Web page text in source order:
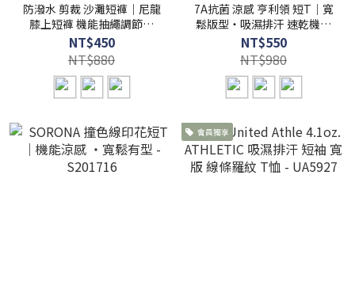
防潑水 剪裁 沙灘短褲｜尼龍
膝上短褲 機能抽繩調節扣
【FUZY】- P202552
NT$450
NT$880
7A抗菌 涼感 亨利領 短T｜寬
鬆版型・吸濕排汗 速乾機能
上衣【FUZY】- S201717
NT$550
NT$980
會員獨享